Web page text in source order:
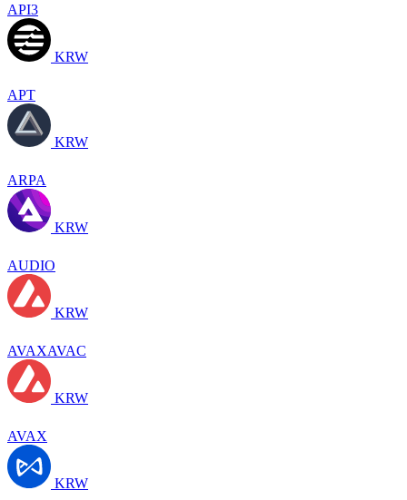
API3
KRW
APT
KRW
ARPA
KRW
AUDIO
KRW
AVAXAVAC
KRW
AVAX
KRW